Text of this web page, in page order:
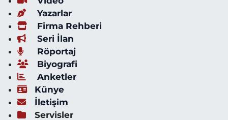
Yazarlar
Firma Rehberi
Seri İlan
Röportaj
Biyografi
Anketler
Künye
İletişim
Servisler